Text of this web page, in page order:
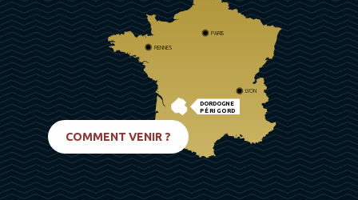
DORDOGNE
PÉRIGORD
PARIS
RENNES
LYON
COMMENT VENIR ?